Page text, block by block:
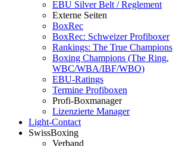
EBU Silver Belt / Reglement
Externe Seiten
BoxRec
BoxRec: Schweizer Profiboxer
Rankings: The True Champions
Boxing Champions (The Ring,
WBC/WBA/IBF/WBO)
EBU-Ratings
Termine Profiboxen
Profi-Boxmanager
Lizenzierte Manager
Light-Contact
SwissBoxing
Verband